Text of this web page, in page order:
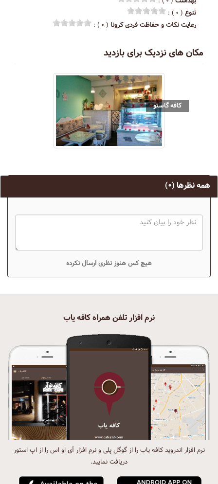
تنوع ( ۰ ) :
رعایت نکات و حفاظت فردی کرونا ( ۰ ) :
مکان های نزدیک برای بازدید
کافه گاستو
همه نظرها (۰)
هیچ کس هنوز نظری ارسال نکرده
نرم افزار تلفن همراه کافه یاب
نرم افزار اندروید کافه یاب را از گوگل پلی و نرم افزار آی او اس را از اپ استور
دریافت نمایید.